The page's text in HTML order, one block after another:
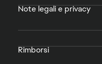
Note legali e privacy
Rimborsi